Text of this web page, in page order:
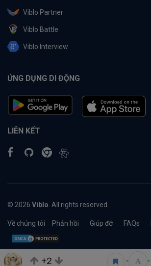
+2 • •
Viblo Partner
Viblo Battle
Viblo Interview
ỨNG DỤNG DI ĐỘNG
LIÊN KẾT
© 2026 Viblo . All rights reserved.
Về chúng tôi Phản hồi Giúp đỡ FAQs